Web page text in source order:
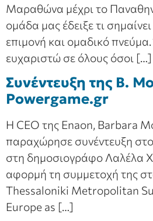
Μαραθώνα μέχρι το
ομάδα μας έδειξε τι
επιμονή και ομαδικό
ευχαριστώ σε όλους όσοι […]
Συνέντευξη της B.
Powergame.gr
Η CEO της Enaon, Barbara
παραχώρησε συνέντευξη
στη δημοσιογράφο Λαλέλα
αφορμή τη συμμετοχή της
Thessaloniki Metropolitan
Europe as […]